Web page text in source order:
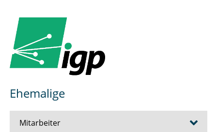
Ehemalige
Mitarbeiter